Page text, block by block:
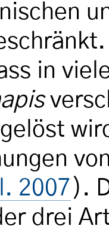
in
2007 ).
drei